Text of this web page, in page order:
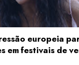
europeia
em festivais de